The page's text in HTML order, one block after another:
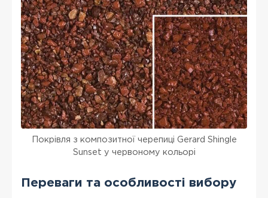
Покрівля з композитної черепиці Gerard Shingle
Sunset у червоному кольорі
Переваги та особливості вибору